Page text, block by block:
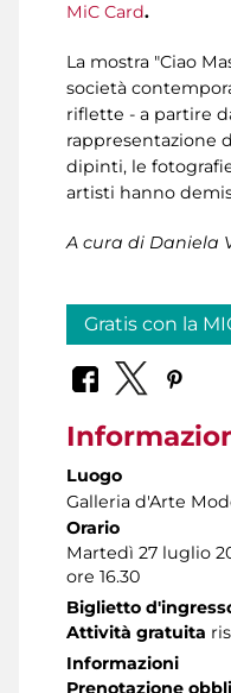
MiC Card.
La mostra "Ciao
società
riflette - a partire
rappresentazione
dipinti, le
artisti hanno
A cura di Daniela
Gratis con la
Luogo
Galleria d'Arte
Orario
Martedì 27 luglio
ore 16.30
Biglietto
Attività gratuita
Informazioni
Prenotazione